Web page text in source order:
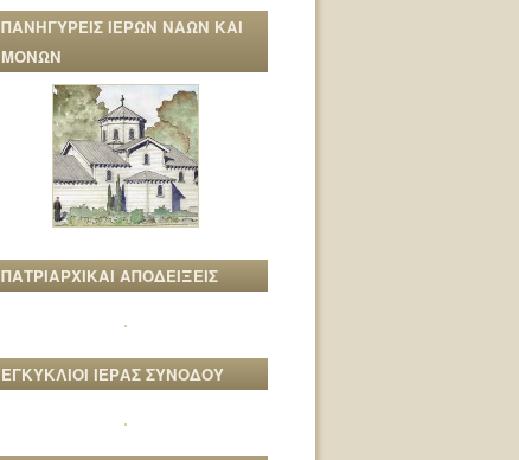
ΠΑΝΗΓΥΡΕΙΣ ΙΕΡΩΝ ΝΑΩΝ ΚΑΙ
ΜΟΝΩΝ
ΠΑΤΡΙΑΡΧΙΚΑΙ ΑΠΟΔΕΙΞΕΙΣ
ΕΓΚΥΚΛΙΟΙ ΙΕΡΑΣ ΣΥΝΟΔΟΥ